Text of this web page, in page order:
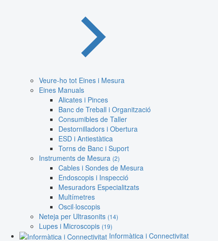
Veure-ho tot Eines i Mesura
Eines Manuals
Alicates i Pinces
Banc de Treball i Organització
Consumibles de Taller
Destornilladors i Obertura
ESD i Antiestàtica
Torns de Banc i Suport
Instruments de Mesura (2)
Cables i Sondes de Mesura
Endoscopis i Inspecció
Mesuradors Especialitzats
Multímetres
Oscil·loscopis
Neteja per Ultrasonits (14)
Lupes i Microscopis (19)
Informàtica i Connectivitat